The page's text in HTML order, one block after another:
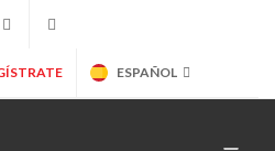
+34 902 365 000
ESPAÑOL